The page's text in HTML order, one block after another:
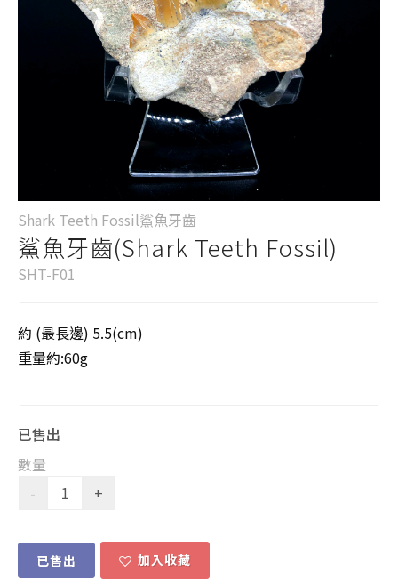
Shark Teeth Fossil鯊魚牙齒
鯊魚牙齒(Shark Teeth Fossil)
SHT-F01
約 (最長邊) 5.5(cm)
重量約:60g
已售出
數量
已售出 加入收藏